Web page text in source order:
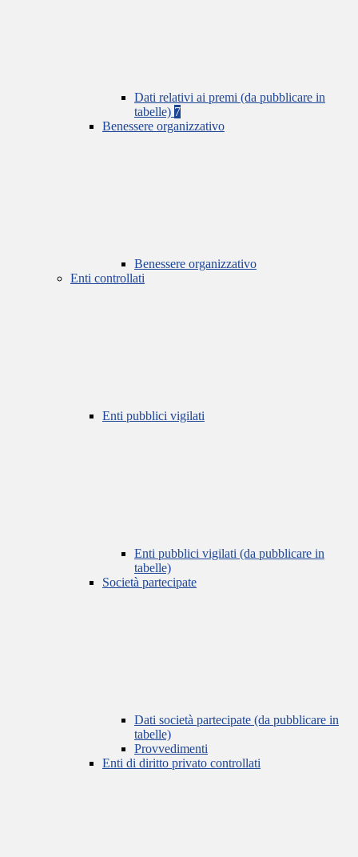
Dati relativi ai premi (da pubblicare in
tabelle) 7
Benessere organizzativo
Benessere organizzativo
Enti controllati
Enti pubblici vigilati
Enti pubblici vigilati (da pubblicare in
tabelle)
Società partecipate
Dati società partecipate (da pubblicare in
tabelle)
Provvedimenti
Enti di diritto privato controllati